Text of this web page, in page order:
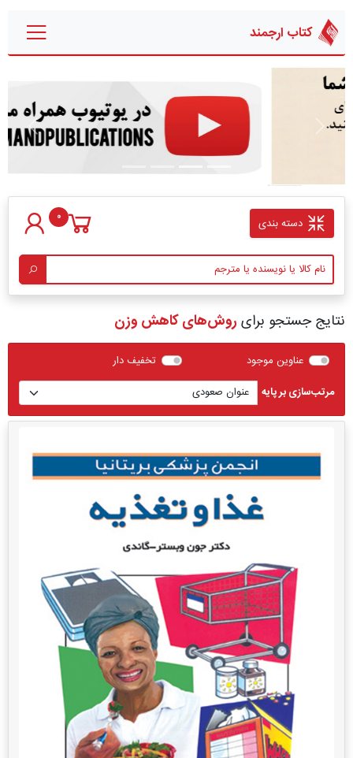
کتاب ارجمند
قبلی بعدی
دسته بندی 0
نتایج جستجو برای روش‌های کاهش وزن
عناوین موجود
تخفیف دار
مرتب‌سازی بر پایه